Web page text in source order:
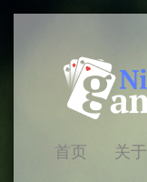
首页 关